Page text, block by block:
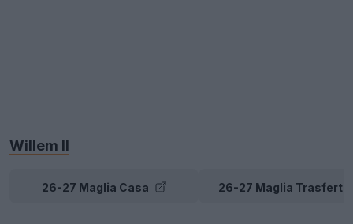
Willem II
26-27 Maglia Casa 26-27 Maglia Trasferta